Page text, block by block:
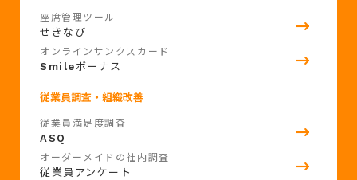
座席管理ツール
せきなび
オンラインサンクスカード
Smile ボーナス
従業員調査・組織改善
従業員満足度調査
ASQ
オーダーメイドの社内調査
従業員アンケート